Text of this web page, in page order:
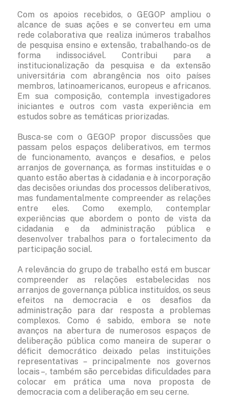
Com os apoios recebidos, o GEGOP ampliou o
alcance de suas ações e se converteu em uma
rede colaborativa que realiza inúmeros trabalhos
de pesquisa ensino e extensão, trabalhando-os de
forma indissociável. Contribui para a
institucionalização da pesquisa e da extensão
universitária com abrangência nos oito países
membros, latinoamericanos, europeus e africanos.
Em sua composição, contempla investigadores
iniciantes e outros com vasta experiência em
estudos sobre as temáticas priorizadas.
Busca-se com o GEGOP propor discussões que
passam pelos espaços deliberativos, em termos
de funcionamento, avanços e desafios, e pelos
arranjos de governança, as formas instituídas e o
quanto estão abertas à cidadania e à incorporação
das decisões oriundas dos processos deliberativos,
mas fundamentalmente compreender as relações
entre eles. Como exemplo, contemplar
experiências que abordem o ponto de vista da
cidadania e da administração pública e
desenvolver trabalhos para o fortalecimento da
participação social.
A relevância do grupo de trabalho está em buscar
compreender as relações estabelecidas nos
arranjos de governança pública instituídos, os seus
efeitos na democracia e os desafios da
administração para dar resposta a problemas
complexos. Como é sabido, embora se note
avanços na abertura de numerosos espaços de
deliberação pública como maneira de superar o
déficit democrático deixado pelas instituições
representativas – principalmente nos governos
locais –, também são percebidas dificuldades para
colocar em prática uma nova proposta de
democracia com a deliberação em seu cerne.